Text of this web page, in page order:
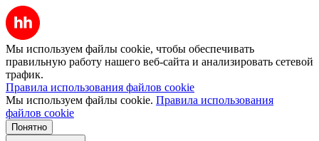
Мы используем файлы cookie, чтобы обеспечивать
правильную работу нашего веб-сайта и анализировать сетевой
трафик.
Правила использования файлов cookie
Мы используем файлы cookie. Правила использования
файлов cookie
Понятно